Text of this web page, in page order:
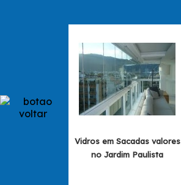
Vidros em Sacadas valores
no Jardim Paulista